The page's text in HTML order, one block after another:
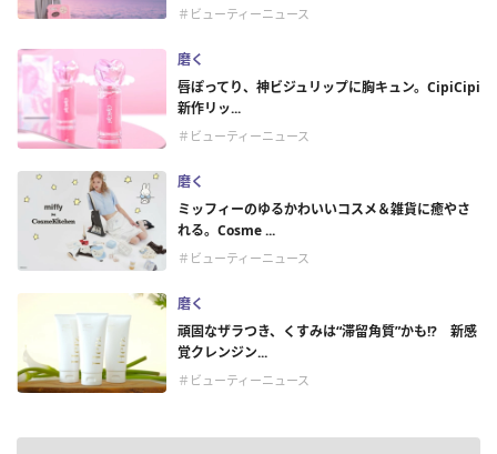
＃ビューティーニュース
磨く
唇ぽってり、神ビジュリップに胸キュン。CipiCipi
新作リッ...
＃ビューティーニュース
磨く
ミッフィーのゆるかわいいコスメ＆雑貨に癒やさ
れる。Cosme ...
＃ビューティーニュース
磨く
頑固なザラつき、くすみは“滞留角質”かも!? 新感
覚クレンジン...
＃ビューティーニュース